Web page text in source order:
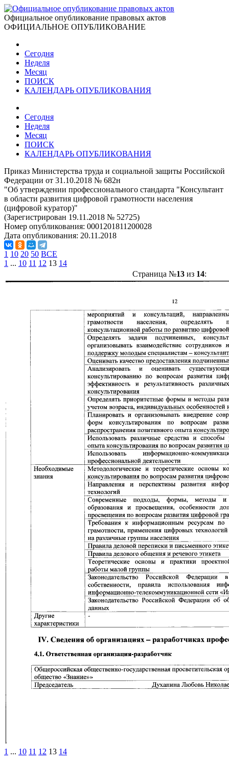
Официальное опубликование правовых актов
ОФИЦИАЛЬНОЕ ОПУБЛИКОВАНИЕ
Сегодня
Неделя
Месяц
ПОИСК
КАЛЕНДАРЬ ОПУБЛИКОВАНИЯ
Сегодня
Неделя
Месяц
ПОИСК
КАЛЕНДАРЬ ОПУБЛИКОВАНИЯ
Приказ Министерства труда и социальной защиты Российской
Федерации от 31.10.2018 № 682н
"Об утверждении профессионального стандарта "Консультант
в области развития цифровой грамотности населения
(цифровой куратор)"
(Зарегистрирован 19.11.2018 № 52725)
Номер опубликования: 0001201811200028
Дата опубликования: 20.11.2018
1 10 20 50 ВСЕ
1 ... 10 11 12 13 14
Страница №13из 14:
1 ... 10 11 12 13 14